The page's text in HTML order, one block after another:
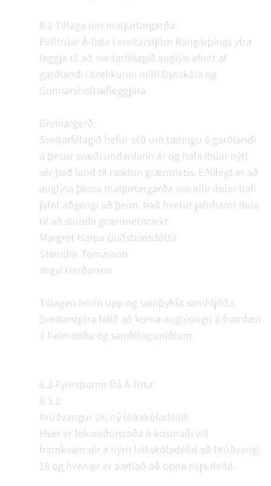
8.2 Tillaga um matjurtargarða:
Fulltrúar Á-lista í sveitarstjórn Rangárþings ytra
leggja til að sveitarfélagið auglýsi afnot af
garðlandi í brekkunni milli Dynskála og
Gunnarsholtsafleggjara.
Greinargerð:
Sveitarfélagið hefur séð um tætingu á garðlandi
á þessu svæði undanfarin ár og hafa íbúar nýtt
sér það land til ræktun grænmetis. Eðlilegt er að
auglýsa þessa matjurtargarða svo allir íbúar hafi
jafnt aðgengi að þeim. Það hvetur jafnframt íbúa
til að stunda grænmetisrækt.
Margrét Harpa Guðsteinsdóttir
Steindór Tómasson
Yngvi Harðarson
Tillagan borin upp og samþykkt samhljóða.
Sveitarstjóra falið að koma auglýsingu á framfæri
á heimasíðu og samfélagsmiðlum.
8.3 Fyrirspurnir frá Á-lista:
8.3.1.
Þrúðvangur 18, ný leikskóladeild.
Hver er lokaniðurstaða á kostnaði við
framkvæmdir á nýrri leikskóladeild að Þrúðvangi
18 og hvenær er áætlað að opna nýja deild.